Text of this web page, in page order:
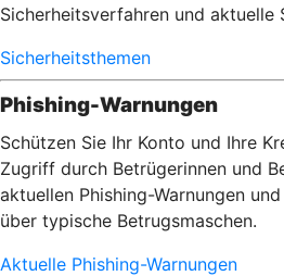
Sicherheitsverfahren und aktuelle
Sicherheitsthemen
Phishing-Warnungen
Schützen Sie Ihr Konto und Ihre
Zugriff durch Betrügerinnen und
aktuellen Phishing-Warnungen
über typische Betrugsmaschen.
Aktuelle Phishing-Warnungen